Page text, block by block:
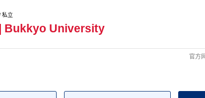
私立
Bukkyo University
官方